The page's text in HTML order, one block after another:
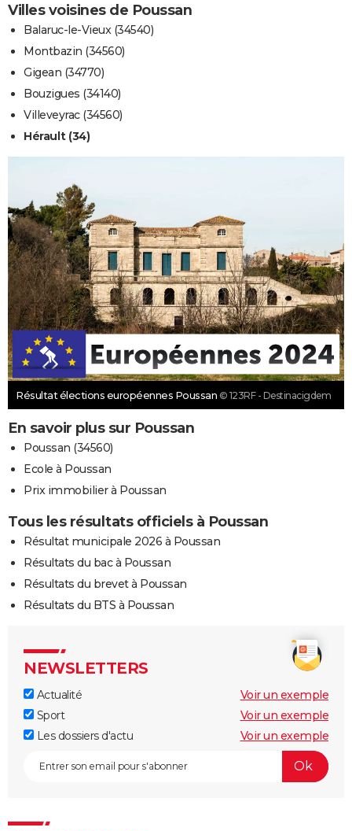
Villes voisines de Poussan
Balaruc-le-Vieux (34540)
Montbazin (34560)
Gigean (34770)
Bouzigues (34140)
Villeveyrac (34560)
Hérault (34)
Résultat élections européennes Poussan © 123RF - Destinacigdem
En savoir plus sur Poussan
Poussan (34560)
Ecole à Poussan
Prix immobilier à Poussan
Tous les résultats officiels à Poussan
Résultat municipale 2026 à Poussan
Résultats du bac à Poussan
Résultats du brevet à Poussan
Résultats du BTS à Poussan
NEWSLETTERS
Actualité
Voir un exemple
Sport
Voir un exemple
Les dossiers d'actu
Voir un exemple